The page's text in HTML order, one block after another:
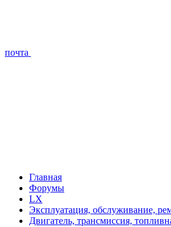
почта
Главная
Форумы
LX
Эксплуатация, обслуживание,
Двигатель, трансмиссия,